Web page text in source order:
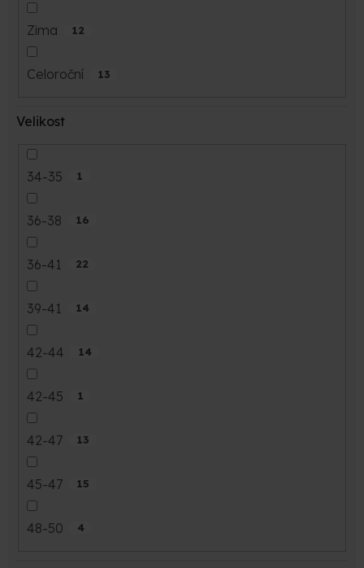
Zima 12
Celoroční 13
Velikost
34-35 1
36-38 16
36-41 22
39-41 14
42-44 14
42-45 1
42-47 13
45-47 15
48-50 4